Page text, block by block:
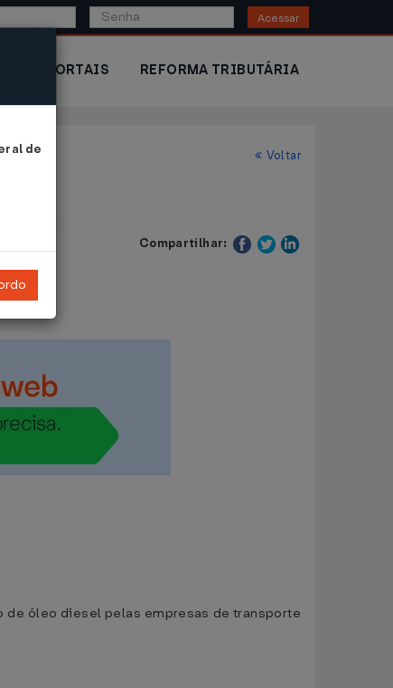
Acessar
PORTAIS REFORMA TRIBUTÁRIA
Voltar
Compartilhar:
de óleo diesel pelas empresas de transporte
de